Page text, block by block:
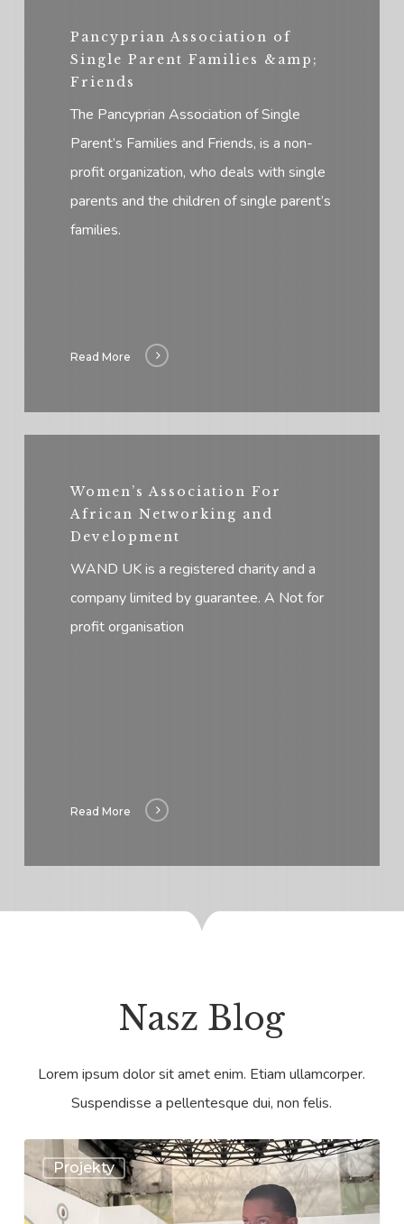
Pancyprian Association of
Single Parent Families &amp;
Friends
The Pancyprian Association of Single
Parent’s Families and Friends, is a non-
profit organization, who deals with single
parents and the children of single parent’s
families.
Read More
Women’s Association For
African Networking and
Development
WAND UK is a registered charity and a
company limited by guarantee. A Not for
profit organisation
Read More
Nasz Blog
Lorem ipsum dolor sit amet enim. Etiam ullamcorper.
Suspendisse a pellentesque dui, non felis.
Projekty
Wzory
z
Fast.